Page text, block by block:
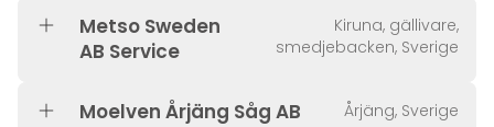
Metso Sweden
AB Service
Kiruna, gällivare,
smedjebacken, Sverige
Moelven Årjäng Såg AB Årjäng, Sverige